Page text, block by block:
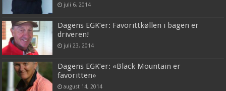
juli 6, 2014
Dagens EGK’er: Favorittkøllen i bagen er
driveren!
juli 23, 2014
Dagens EGK’er: «Black Mountain er
favoritten»
august 14, 2014